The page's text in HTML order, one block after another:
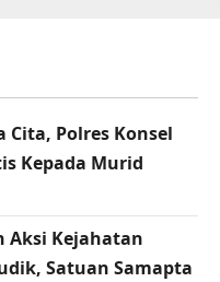
Polres Konsel
Kepada Murid
Aksi Kejahatan
Satuan Samapta